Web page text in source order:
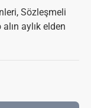
Sözleşmeli
aylık elden